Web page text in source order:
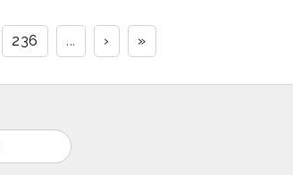
236 ... › »